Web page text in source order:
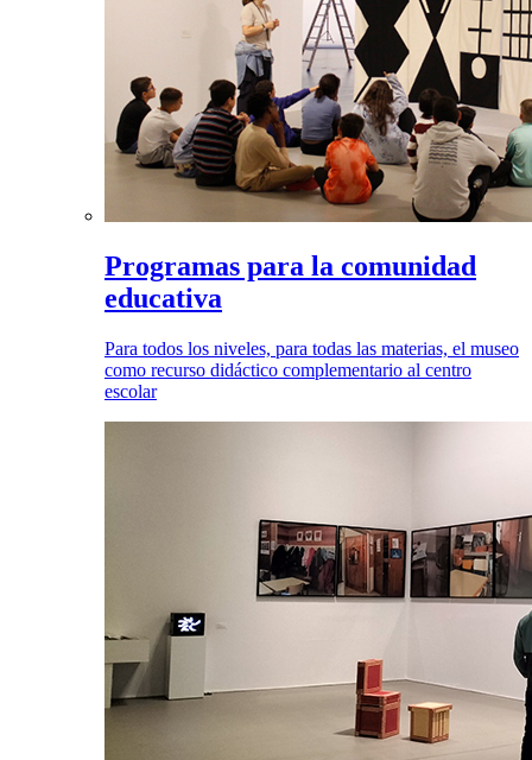
Programas para la comunidad
educativa
Para todos los niveles, para todas las materias, el museo
como recurso didáctico complementario al centro
escolar